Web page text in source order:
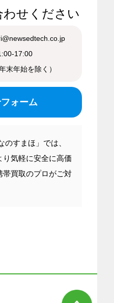
せください
17:00
末年始を除く）
ォーム
のすまほ」では、
り気軽に安全に高価
帯買取のプロがご対